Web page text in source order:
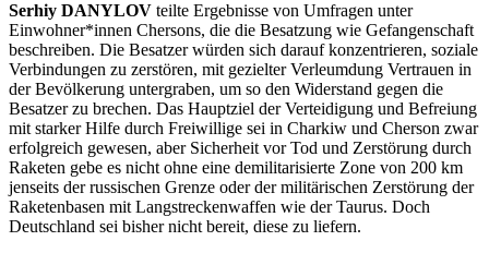
Serhiy DANYLOV teilte Ergebnisse von Umfragen unter
Einwohner*innen Chersons, die die Besatzung wie Gefangenschaft
beschreiben. Die Besatzer würden sich darauf konzentrieren, soziale
Verbindungen zu zerstören, mit gezielter Verleumdung Vertrauen in
der Bevölkerung untergraben, um so den Widerstand gegen die
Besatzer zu brechen. Das Hauptziel der Verteidigung und Befreiung
mit starker Hilfe durch Freiwillige sei in Charkiw und Cherson zwar
erfolgreich gewesen, aber Sicherheit vor Tod und Zerstörung durch
Raketen gebe es nicht ohne eine demilitarisierte Zone von 200 km
jenseits der russischen Grenze oder der militärischen Zerstörung der
Raketenbasen mit Langstreckenwaffen wie der Taurus. Doch
Deutschland sei bisher nicht bereit, diese zu liefern.